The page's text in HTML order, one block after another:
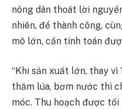
nông dân thoát lời
nhiên, để thành công,
mô lớn, cần tính toán
“Khi sản xuất lớn, thay
thăm lúa, bơm nước thì
móc. Thu hoạch được